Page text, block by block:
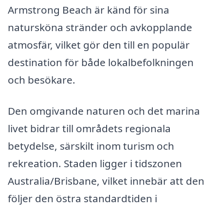
Armstrong Beach är känd för sina
natursköna stränder och avkopplande
atmosfär, vilket gör den till en populär
destination för både lokalbefolkningen
och besökare.
Den omgivande naturen och det marina
livet bidrar till områdets regionala
betydelse, särskilt inom turism och
rekreation. Staden ligger i tidszonen
Australia/Brisbane, vilket innebär att den
följer den östra standardtiden i